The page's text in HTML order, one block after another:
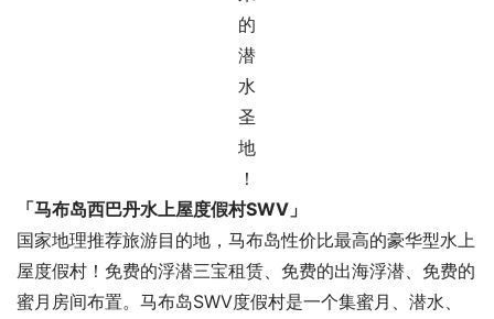
「马布岛西巴丹水上屋度假村SWV」
国家地理推荐旅游目的地，马布岛性价比最高的豪华型水上
屋度假村！免费的浮潜三宝租赁、免费的出海浮潜、免费的
蜜月房间布置。马布岛SWV度假村是一个集蜜月、潜水、